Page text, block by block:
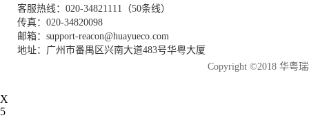
客服热线：020-34821111（50条线）
传真：020-34820098
邮箱：support-reacon@huayueco.com
地址：广州市番禺区兴南大道483号华粤大厦
Copyright ©2018 华粤
X
5